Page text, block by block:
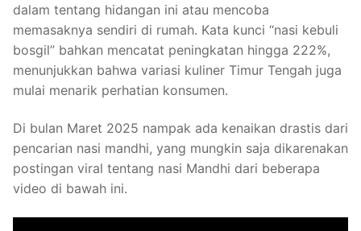
dalam tentang hidangan ini atau mencoba
memasaknya sendiri di rumah. Kata kunci “nasi kebuli
bosgil” bahkan mencatat peningkatan hingga 222%,
menunjukkan bahwa variasi kuliner Timur Tengah juga
mulai menarik perhatian konsumen.
Di bulan Maret 2025 nampak ada kenaikan drastis dari
pencarian nasi mandhi, yang mungkin saja dikarenakan
postingan viral tentang nasi Mandhi dari beberapa
video di bawah ini.